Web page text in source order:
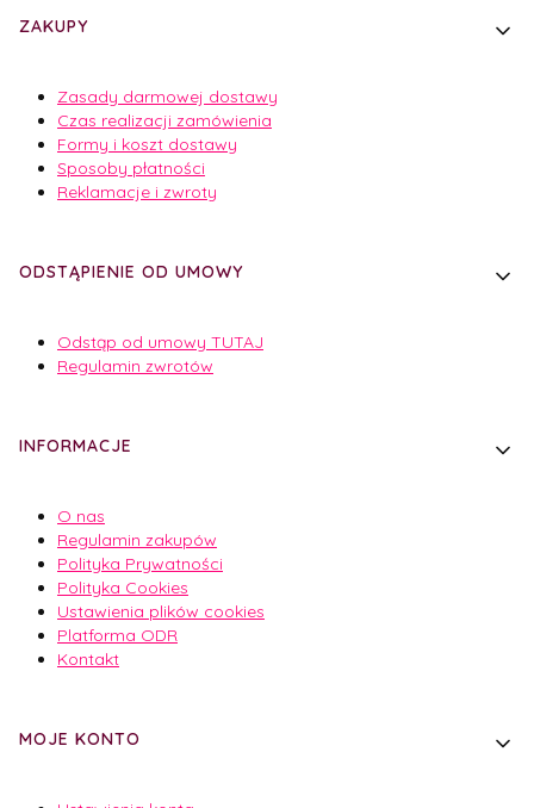
ZAKUPY
Zasady darmowej dostawy
Czas realizacji zamówienia
Formy i koszt dostawy
Sposoby płatności
Reklamacje i zwroty
ODSTĄPIENIE OD UMOWY
Odstąp od umowy TUTAJ
Regulamin zwrotów
INFORMACJE
O nas
Regulamin zakupów
Polityka Prywatności
Polityka Cookies
Ustawienia plików cookies
Platforma ODR
Kontakt
MOJE KONTO